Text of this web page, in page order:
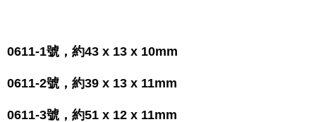
0611-1號，約43 x 13 x 10mm
0611-2號，約39 x 13 x 11mm
0611-3號，約51 x 12 x 11mm